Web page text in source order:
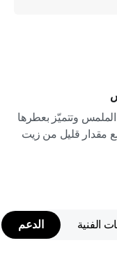
وتتميّز بعطرها
مقدار قليل من زيت
الفنية الدعم